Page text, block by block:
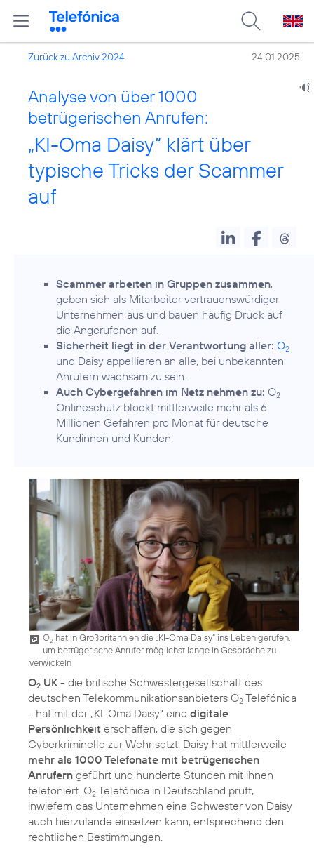
Zurück zu Archiv 2024 24.01.2025
Analyse von über 1000
betrügerischen Anrufen:
„KI-Oma Daisy“ klärt über
typische Tricks der Scammer
auf
Scammer arbeiten in Gruppen zusammen,
geben sich als Mitarbeiter vertrauens­würdiger
Unternehmen aus und bauen häufig Druck auf
die Angerufenen auf.
Sicherheit liegt in der Verantwortung aller: O2
und Daisy appellieren an alle, bei unbekannten
Anrufern wachsam zu sein.
Auch Cybergefahren im Netz nehmen zu: O2
Onlineschutz blockt mittlerweile mehr als 6
Millionen Gefahren pro Monat für deutsche
Kundinnen und Kunden.
O2 hat in Großbritannien die „KI-Oma Daisy“ ins Leben gerufen,
um betrügerische Anrufer möglichst lange in Gespräche zu
verwickeln
O2 UK - die britische Schwestergesellschaft des
deutschen Telekommunikationsanbieters O2 Telefónica
- hat mit der „KI-Oma Daisy“ eine digitale
Persönlichkeit erschaffen, die sich gegen
Cyberkriminelle zur Wehr setzt. Daisy hat mittlerweile
mehr als 1000 Telefonate mit betrügerischen
Anrufern geführt und hunderte Stunden mit ihnen
telefoniert. O2 Telefónica in Deutschland prüft,
inwiefern das Unternehmen eine Schwester von Daisy
auch hierzulande einsetzen kann, entsprechend den
rechtlichen Bestimmungen.